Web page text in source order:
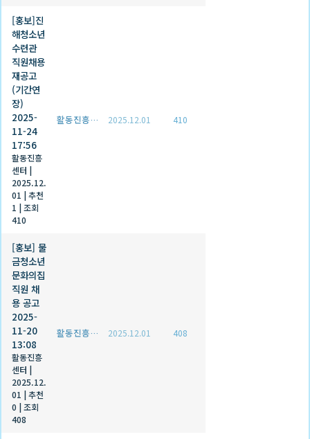
[홍보]진
해청소년
수련관
직원채용
재공고
(기간연
장)
2025-
11-24
17:56
활동진흥
센터 |
2025.12.
01 |추천
1 |조회
410
활동진흥센터 2025.12.01 410
[홍보] 물
금청소년
문화의집
직원 채
용 공고
2025-
11-20
13:08
활동진흥
센터 |
2025.12.
01 |추천
0 |조회
408
활동진흥센터 2025.12.01 408